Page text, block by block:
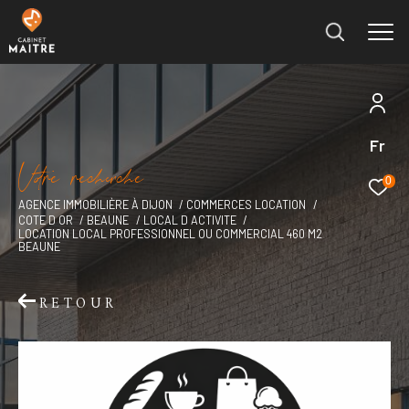
Fr
0
Vore recece
AGENCE IMMOBILIÈRE À DIJON
COMMERCES LOCATION
COTE D OR
BEAUNE
LOCAL D ACTIVITE
LOCATION LOCAL PROFESSIONNEL OU COMMERCIAL 460 M2
BEAUNE
RETOUR
Effectuer une recherche
et trouver le bien qui correspond à vos critères
Type
d'offre
Location immobilier professionnel
de
bien
Type de bien